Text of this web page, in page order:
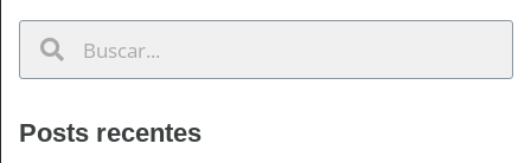
Posts recentes